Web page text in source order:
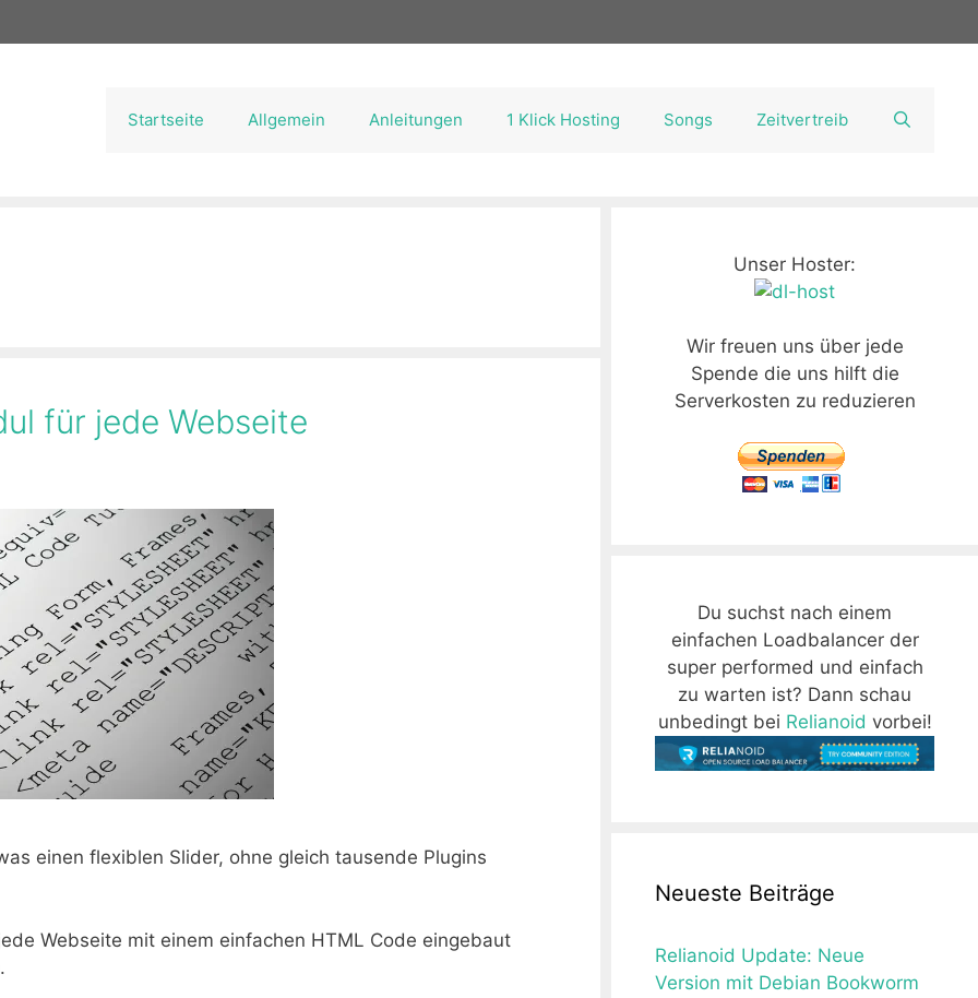
Startseite Allgemein Anleitungen 1 Klick Hosting Songs Zeitvertreib
für jede Webseite
einen flexiblen Slider, ohne gleich tausende Plugins
Webseite mit einem einfachen HTML Code eingebaut
Unser Hoster:
Wir freuen uns über jede
Spende die uns hilft die
Serverkosten zu reduzieren
Du suchst nach einem
einfachen Loadbalancer der
super performed und einfach
zu warten ist? Dann schau
unbedingt bei Relianoid vorbei!
Neueste Beiträge
Relianoid Update: Neue
Version mit Debian Bookworm